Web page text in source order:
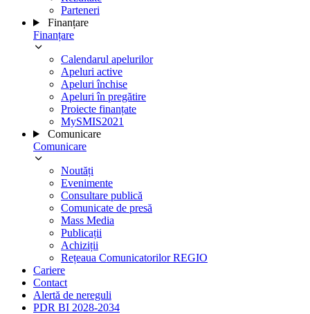
Parteneri
Finanțare
Finanțare
Calendarul apelurilor
Apeluri active
Apeluri închise
Apeluri în pregătire
Proiecte finanțate
MySMIS2021
Comunicare
Comunicare
Noutăți
Evenimente
Consultare publică
Comunicate de presă
Mass Media
Publicații
Achiziții
Rețeaua Comunicatorilor REGIO
Cariere
Contact
Alertă de nereguli
PDR BI 2028-2034